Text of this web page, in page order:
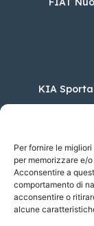
Per fornire le
per memorizzare e/
Acconsentire a
comportamento di
acconsentire o
alcune
KIA
Lexus